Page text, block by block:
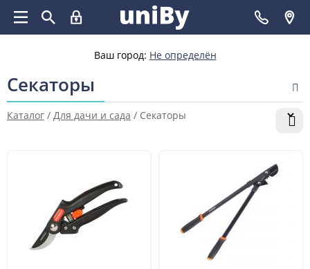
Ваш город: Не определён
Секаторы
Каталог / Для дачи и сада / Секаторы